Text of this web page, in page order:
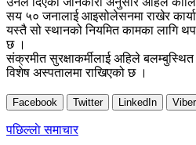
सय ५० जनालाई आइसोलेसनमा राखेर
यस्तै सो स्थानको नियमित कामका लागि थप
छ ।
संक्रमीत सुरक्षाकर्मीलाई अहिले
विशेष अस्पतालमा राखिएको छ ।
Facebook Twitter LinkedIn Viber
Post
पछिल्लाे समाचार